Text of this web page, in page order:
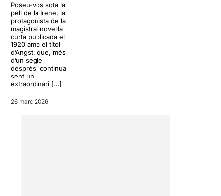
Poseu-vos sota la
pell de la Irene, la
protagonista de la
magistral novel·la
curta publicada el
1920 amb el títol
d’Angst, que, més
d’un segle
després, continua
sent un
extraordinari […]
26 març 2026